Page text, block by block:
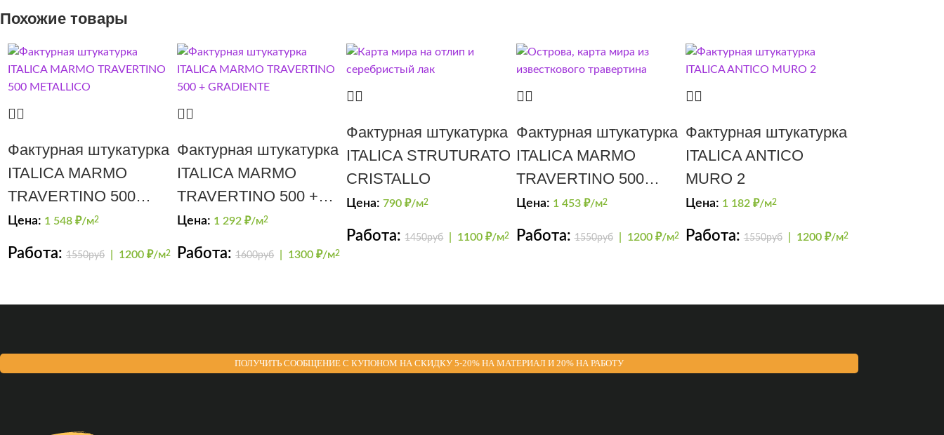
Похожие товары
Фактурная штукатурка
ITALICA MARMO
TRAVERTINO 500
METALLICO
Цена: 1 548 ₽/м2
Работа: 1550руб 1200 ₽/м2
Фактурная штукатурка
ITALICA MARMO
TRAVERTINO 500 +
GRADIENTE
Цена: 1 292₽/м2
Работа:1600руб 1300 ₽/м2
Фактурная штукатурка
ITALICA STRUTURATO
CRISTALLO
Цена:790₽/м2
Работа:1450руб| 1100 ₽/м2
Фактурная штукатурка
ITALICA MARMO
TRAVERTINO 500
(карта мира)
Цена: 1 453 ₽/м2
Работа:1550руб| 1200 ₽/м2
Фактурная штукатурка
ITALICA ANTICO
MURO 2
Цена: 1 182 ₽/м2
Работа: 1550руб| 1200 ₽/м2
ПОЛУЧИТЬ СООБЩЕНИЕ С КУПОНОМ НА СКИДКУ 5-20% НА МАТЕРИАЛ И 20% НА РАБОТУ